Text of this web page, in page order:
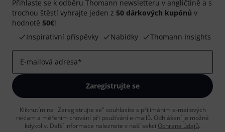
Přihlaste se k odběru Thomann newsletteru v angličtině a s
trochou štěstí vyhrajte jeden z 50 dárkových kupónů v
hodnotě 50€!
Inspirativní příspěvky
Nabídky Thomann Insights
E-mailová adresa*
Zaregistrujte se
Kliknutím na "Zaregistrujte se" souhlasíte s přijímáním e-mailových
reklam a měřením chování při používání e-mailů. Odhlášení je možné
kdykoliv. Další informace naleznete v naší sekci Ochrana údajů.